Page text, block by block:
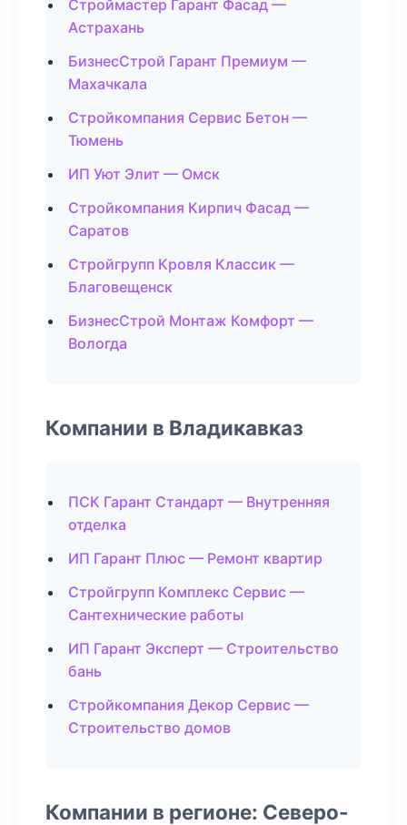
Строймастер Гарант Фасад —
Астрахань
БизнесСтрой Гарант Премиум —
Махачкала
Стройкомпания Сервис Бетон —
Тюмень
ИП Уют Элит — Омск
Стройкомпания Кирпич Фасад —
Саратов
Стройгрупп Кровля Классик —
Благовещенск
БизнесСтрой Монтаж Комфорт —
Вологда
Компании в Владикавказ
ПСК Гарант Стандарт — Внутренняя
отделка
ИП Гарант Плюс — Ремонт квартир
Стройгрупп Комплекс Сервис —
Сантехнические работы
ИП Гарант Эксперт — Строительство
бань
Стройкомпания Декор Сервис —
Строительство домов
Компании в регионе: Северо-